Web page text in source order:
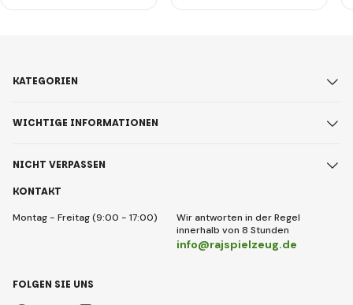
KONTAKT
Montag - Freitag (9:00 - 17:00)
Wir antworten in der Regel
innerhalb von 8 Stunden
info@rajspielzeug.de
KATEGORIEN
WICHTIGE INFORMATIONEN
NICHT VERPASSEN
FOLGEN SIE UNS